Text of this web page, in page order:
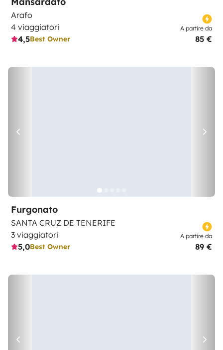
Arafo
4 viaggiatori
4,5Best Owner
A partire da
85 €
Furgonato
SANTA CRUZ DE TENERIFE
3 viaggiatori
5,0Best Owner
A partire da
89 €